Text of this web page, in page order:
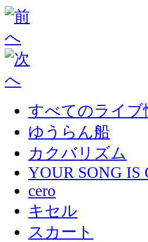
すべてのライブ
ゆうらん船
カクバリズム
YOUR SONG IS
cero
キセル
スカート